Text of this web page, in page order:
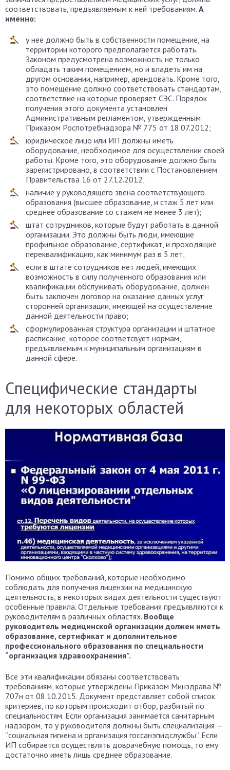
соответствовать, предъявляемым к ней требованиям. А
именно:
у нее должно быть в собственности помещение, на
территории которого предполагается работать.
Законом предусмотрена возможность не только
обладать таким помещением, но и владеть им на
другом основании, например, арендовать. Кроме того,
это помещение должно соответствовать стандартам,
соответствие на которые проверяет СЭС. Порядок
получения этого документа установлен
Административным регламентом, утвержденным
Приказом Роспотребнадзора № 775 от 18.07.2012;
юридическое лицо или ИП должны иметь
оборудование, необходимое для осуществлении своей
работы. Кроме того, это оборудование должно быть
зарегистрировано, в соответствии с Постановлением
Правительства 16 от 27.12.2012;
наличие у руководящего звена соответствующего
образования (высшее образование, и стаж 5 лет или
среднее образование со стажем не менее 3 лет);
штат сотрудников, которые будут работать в данной
организации. Это должны быть люди, имеющие
профильное образование, сертификат, и проходящие
переквалификацию, как минимум раз в 5 лет;
если в штате сотрудников нет людей, имеющих
возможность в силу полученного образования или
квалификации обслуживать оборудование, должен
быть заключен договор на оказание данных услуг
сторонней организации, имеющей на осуществление
данной деятельности право;
сформулированная структура организации и штатное
расписание, которое соответсвует нормам,
предъявляемым к муниципальным организациям в
данной сфере.
Специфические стандарты
для некоторых областей
Помимо общих требований, которые необходимо
соблюдать для получения лицензии на медицинскую
деятельность, в некоторых видах деятельности существуют
особенные правила. Отдельные требования предъявляются к
руководителям в различных областях. Вообще
руководитель медицинской организации должен иметь
образование, сертификат и дополнительное
профессионального образования по специальности
“организация здравоохранения”.
Все эти квалификации обязаны соответствовать
требованиям, которые утверждены Приказом Минздрава №
707н от 08.10.2015. Документ представляет собой список
критериев, по которым происходит отбор, разбитый по
специальностям. Если организация занимается санитарным
надзором, то у руководителя должны быть специализация —
“социальная гигиена и организация госсанэпидслужбы”. Если
ИП собирается осуществлять доврачебную помощь, то ему
достаточно иметь лишь среднее образование.